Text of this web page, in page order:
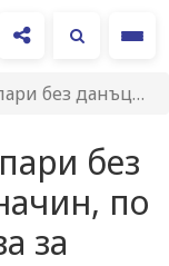
и тайният начин, по…
без
по
за